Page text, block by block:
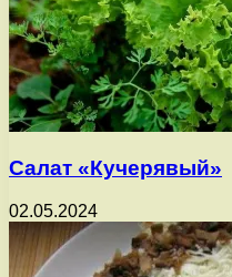
Салат «Кучерявый»
02.05.2024